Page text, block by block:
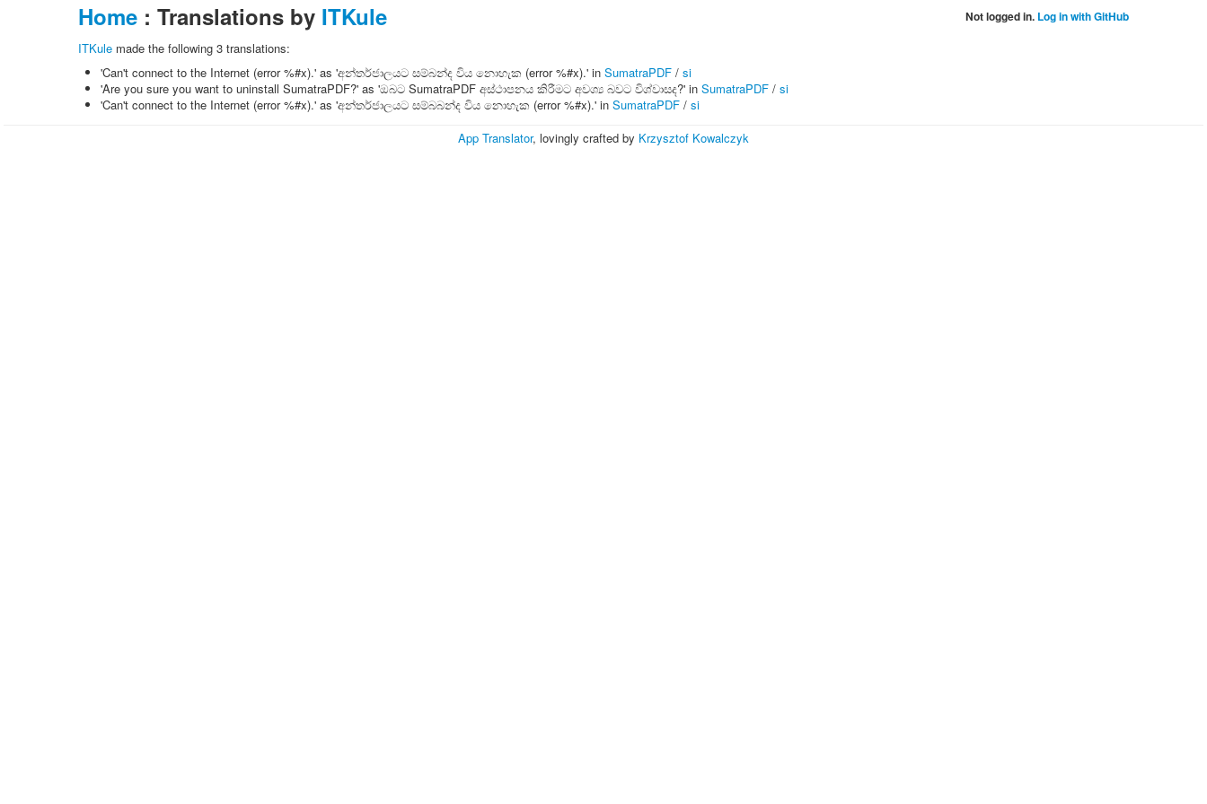
Home : Translations by ITKule Not logged in. Log in with GitHub
ITKule made the following 3 translations:
'Can't connect to the Internet (error %#x).' as 'අන්තර්ජාලයට සම්බන්ද විය නොහැක (error %#x).' in SumatraPDF / si
'Are you sure you want to uninstall SumatraPDF?' as 'ඔබට SumatraPDF අස්ථාපනය කිරීමට අවශ්‍ය බවට විශ්වාසද?' in SumatraPDF / si
'Can't connect to the Internet (error %#x).' as 'අන්තර්ජාලයට සම්බබන්ද විය නොහැක (error %#x).' in SumatraPDF / si
App Translator, lovingly crafted by Krzysztof Kowalczyk